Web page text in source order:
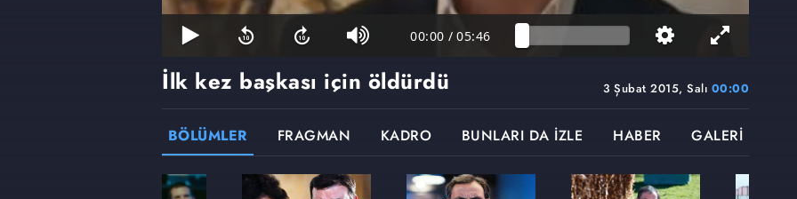
00:00 / 05:46
3 Şubat 2015, Salı 00:00
İlk kez başkası için öldürdü
BÖLÜMLER FRAGMAN KADRO BUNLARI DA İZLE HABER GALERİ